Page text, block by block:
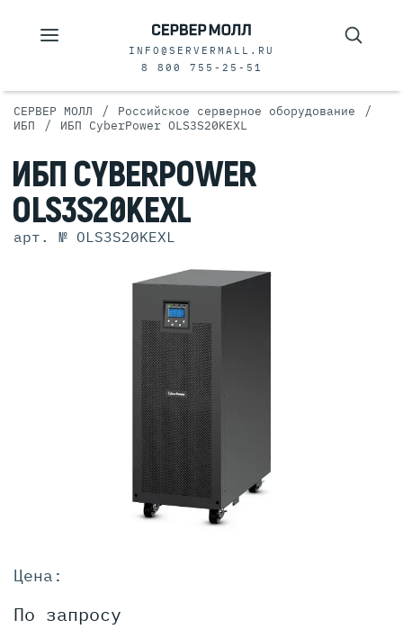
INFO@SERVERMALL.RU
8 800 755-25-51
СЕРВЕР МОЛЛ / Российское серверное оборудование /
ИБП / ИБП CyberPower OLS3S20KEXL
ИБП CYBERPOWER
OLS3S20KEXL
арт. № OLS3S20KEXL
Цена:
По запросу